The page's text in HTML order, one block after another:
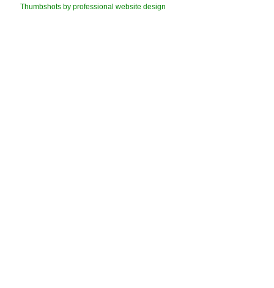
Thumbshots by professional website design